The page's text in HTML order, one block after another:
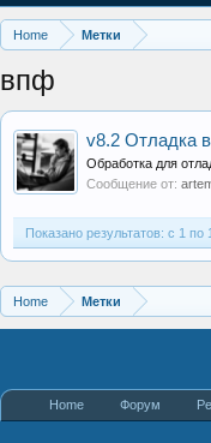
Home
Метки
впф
v8.2 Отладка
Обработка для
Сообщение от:
Показано результатов: с 1 по
Home Метки
Home Форум